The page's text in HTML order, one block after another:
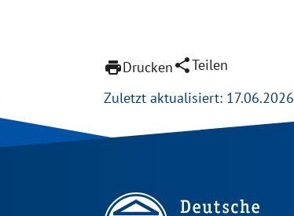
printDruckenshareTeilen
Zuletzt aktualisiert: 17.06.2026